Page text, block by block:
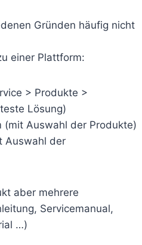
Gründen häufig nicht
einer Plattform:
> Produkte >
Lösung)
(mit Auswahl der Produkte)
Auswahl der
aber mehrere
Servicemanual,
…)